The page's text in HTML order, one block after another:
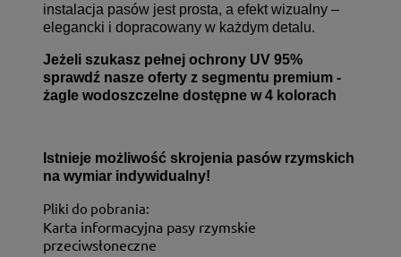
instalacja pasów jest prosta, a efekt wizualny –
elegancki i dopracowany w każdym detalu.
Jeżeli szukasz pełnej ochrony UV 95%
sprawdź nasze oferty z segmentu premium -
żagle wodoszczelne dostępne w 4 kolorach
Istnieje możliwość skrojenia pasów rzymskich
na wymiar indywidualny!
Pliki do pobrania:
Karta informacyjna pasy rzymskie
przeciwsłoneczne